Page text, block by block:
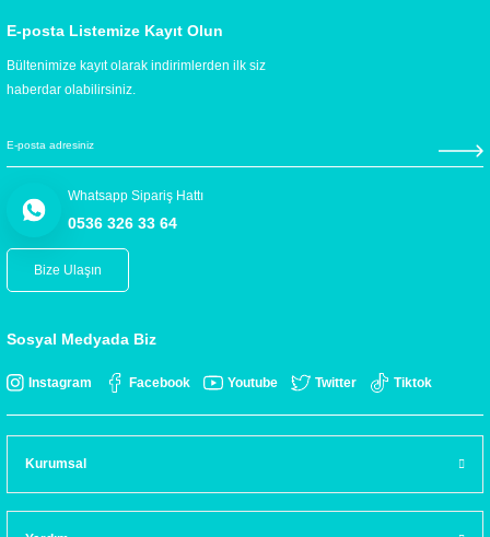
E-posta Listemize Kayıt Olun
Bültenimize kayıt olarak indirimlerden ilk siz
haberdar olabilirsiniz.
Whatsapp Sipariş Hattı
0536 326 33 64
Bize Ulaşın
Sosyal Medyada Biz
Instagram Facebook Youtube Twitter Tiktok
Kurumsal